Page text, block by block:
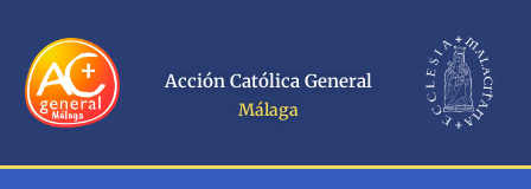
contenido
Acción Católica General
Málaga